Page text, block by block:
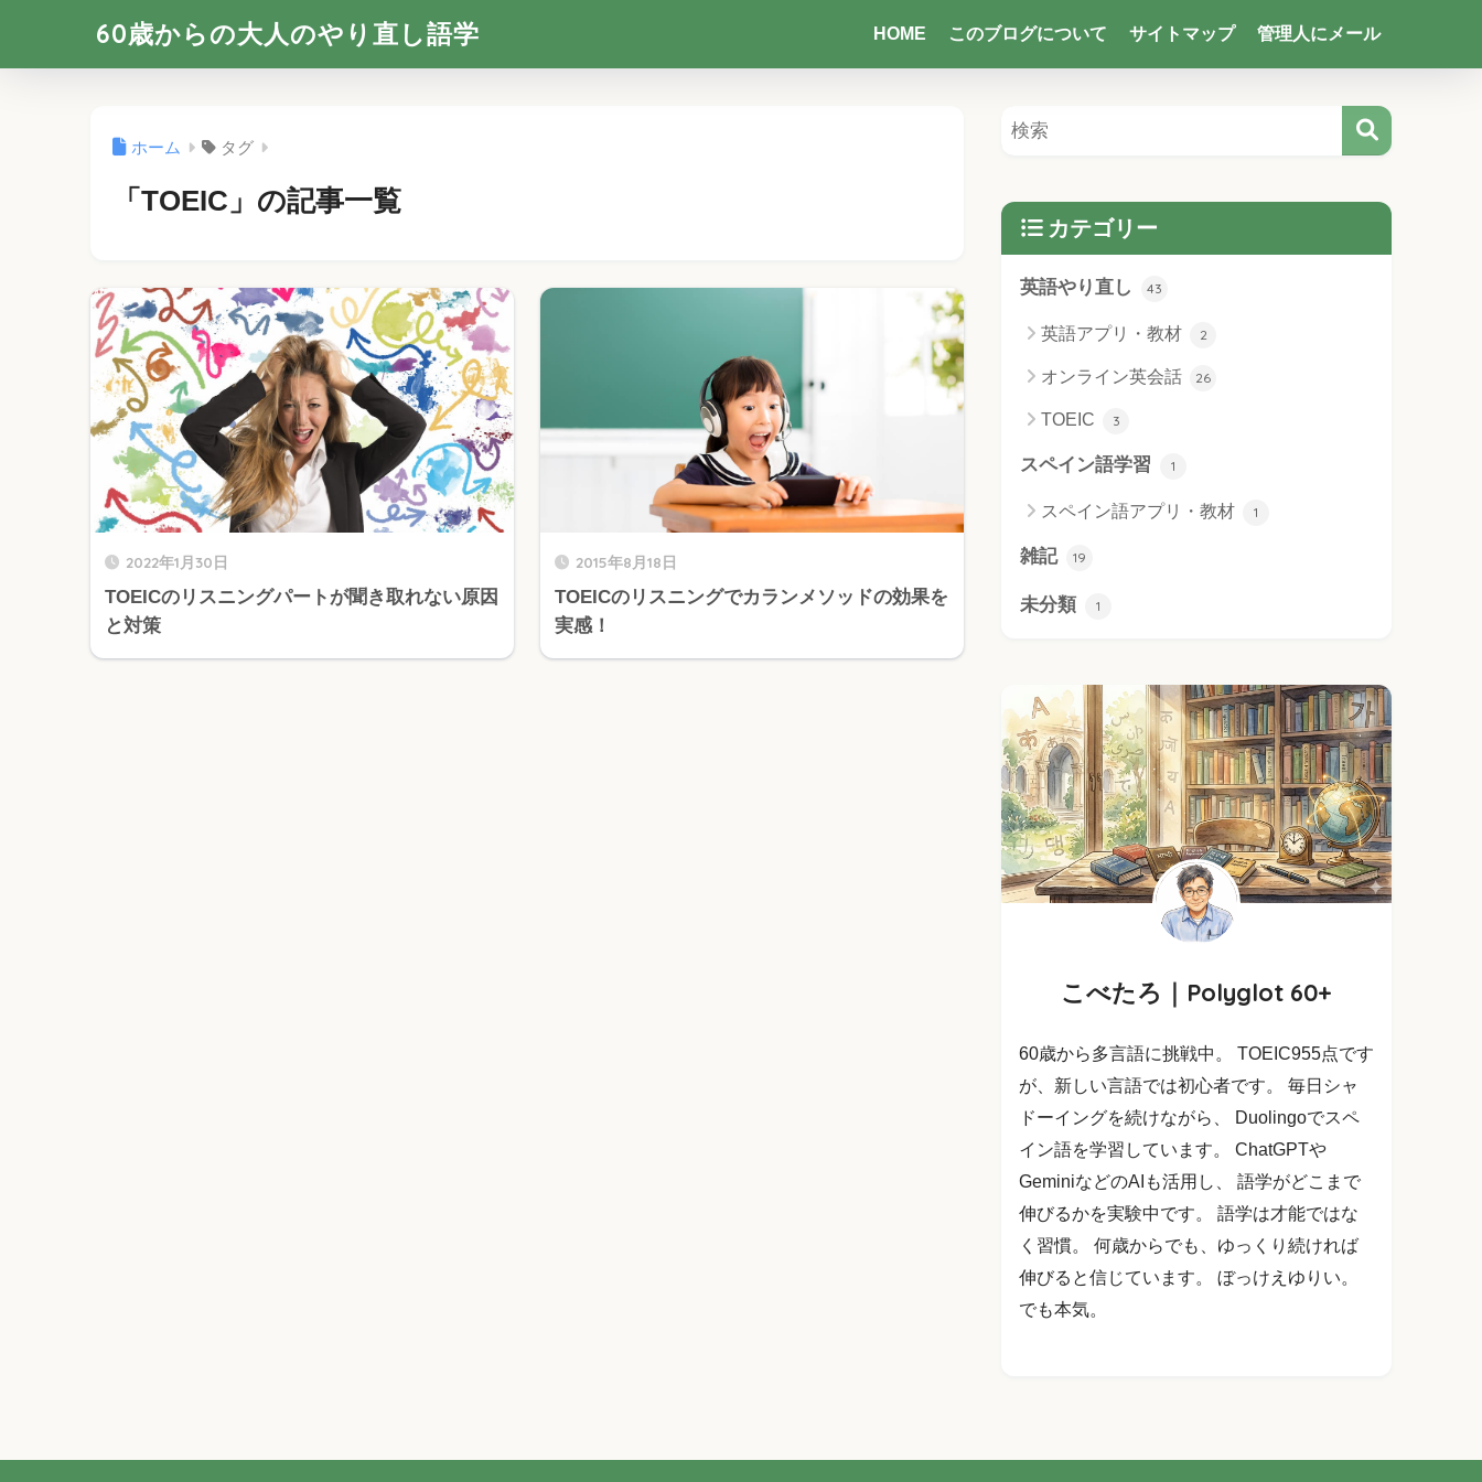
60歳からの大人のやり直し語学 HOME このブログについて サイトマップ 管理人にメール
ホーム タグ
「TOEIC」の記事一覧
2022年1月30日
TOEICのリスニングパートが聞き取れない原因
と対策
2015年8月18日
TOEICのリスニングでカランメソッドの効果を
実感！
カテゴリー
英語やり直し 43
英語アプリ・教材 2
オンライン英会話 26
TOEIC 3
スペイン語学習 1
スペイン語アプリ・教材 1
雑記 19
未分類 1
こべたろ｜Polyglot 60+
60歳から多言語に挑戦中。 TOEIC955点です
が、新しい言語では初心者です。 毎日シャ
ドーイングを続けながら、 Duolingoでスペ
イン語を学習しています。 ChatGPTや
GeminiなどのAIも活用し、 語学がどこまで
伸びるかを実験中です。 語学は才能ではな
く習慣。 何歳からでも、ゆっくり続ければ
伸びると信じています。 ぼっけえゆりい。
でも本気。